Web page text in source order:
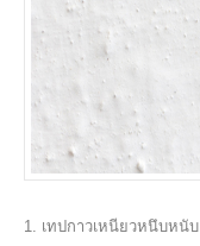
1. เทปกาวเหนียวหนึบหนับ